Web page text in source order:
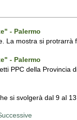
- Palermo
La mostra si protrarrà
- Palermo
PPC della Provincia
si svolgerà dal 9 al